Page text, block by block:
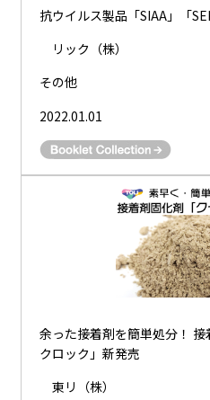
抗ウイルス製品「SIAA」「
リック（株）
その他
2022.01.01
余った接着剤を簡単処分！
クロック」新発売
東リ（株）